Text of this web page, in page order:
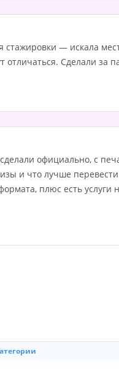
— искала
отличаться. Сделали за
официально, с
и что лучше
плюс есть